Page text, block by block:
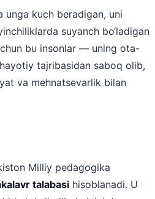
unga kuch beradigan, uni
suyanch bo‘ladigan
bu insonlar — uning ota-
tajribasidan saboq olib,
va mehnatsevarlik bilan
Milliy pedagogika
talabasi hisoblanadi. U